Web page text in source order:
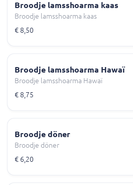
Broodje lamsshoarma kaas
Broodje lamsshoarma kaas
€ 8,50
Broodje lamsshoarma Hawaï
Broodje lamsshoarma Hawaï
€ 8,75
Broodje döner
Broodje döner
€ 6,20